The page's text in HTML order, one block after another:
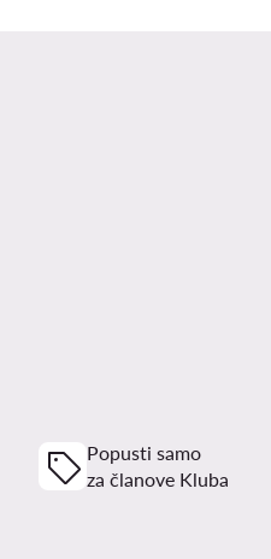
Popusti samo
za članove Kluba